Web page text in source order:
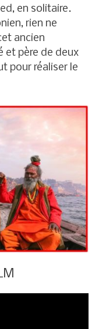
en solitaire.
rien ne
ancien
et père de deux
pour réaliser le